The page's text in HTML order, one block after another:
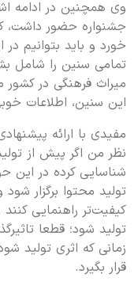
وی همچنین در ادامه
خورد و باید بتوانیم در
میراث فرهنگی در کشور
این سنین، اطلاعات
مفیدی با ارائه
نظر من اگر پیش از
شناسایی کرده در این
تولید محتوا برگزار شود
کیفیت‌تر راهنمایی
تولید شود؛ قطعا
زمانی که اثری تولید
قرار بگیرد.